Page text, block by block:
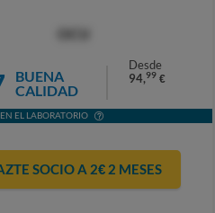
BUENA
CALIDAD
Desde
94,99 €
EL LABORATORIO
SOCIO A 2€ 2 MESES